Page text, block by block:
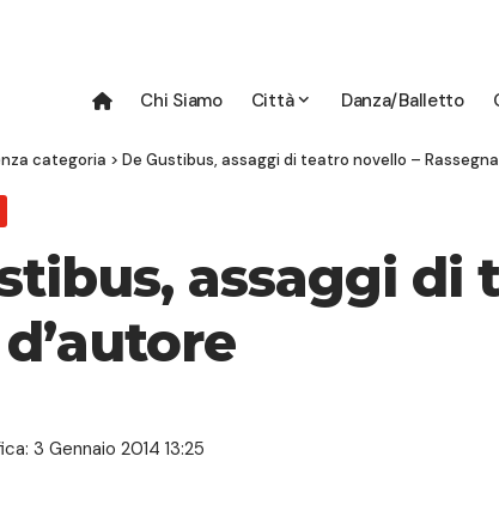
Chi Siamo Città Danza/Balletto
categoria > De Gustibus, assaggi di teatro novello –
assaggi di
3 Gennaio 2014 13:25